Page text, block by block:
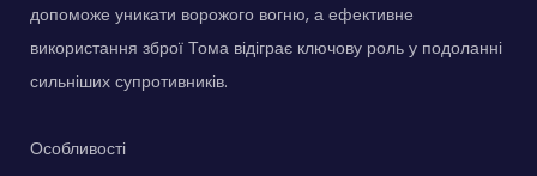
допоможе уникати ворожого вогню, а ефективне
використання зброї Тома відіграє ключову роль у подоланні
сильніших супротивників.
Особливості